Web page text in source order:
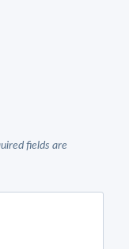
fields are